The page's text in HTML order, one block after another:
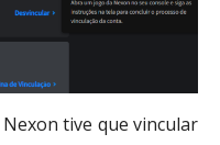
tive que vincular